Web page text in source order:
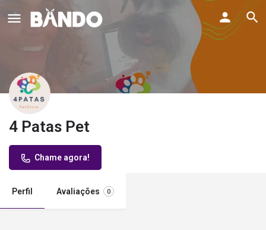
4 Patas Pet
Chame agora!
Perfil Avaliações 0